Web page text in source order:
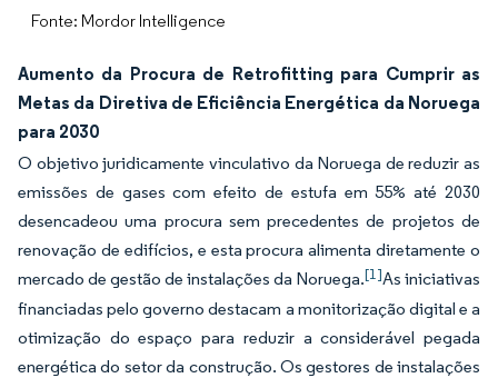
Fonte: Mordor Intelligence
Aumento da Procura de Retrofitting para Cumprir as
Metas da Diretiva de Eficiência Energética da Noruega
para 2030
O objetivo juridicamente vinculativo da Noruega de reduzir as
emissões de gases com efeito de estufa em 55% até 2030
desencadeou uma procura sem precedentes de projetos de
renovação de edifícios, e esta procura alimenta diretamente o
mercado de gestão de instalações da Noruega.[1]As iniciativas
financiadas pelo governo destacam a monitorização digital e a
otimização do espaço para reduzir a considerável pegada
energética do setor da construção. Os gestores de instalações